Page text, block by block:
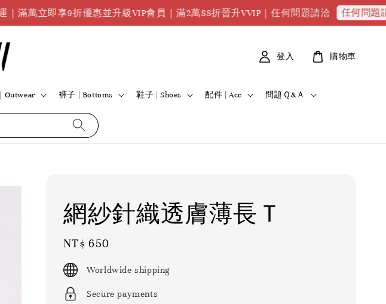
9折優惠並升級VIP會員｜滿2萬88折晉升VVIP｜任何問題請洽 任何問題請點我 全館
Outwear 褲子 | Bottoms 鞋子 | Shoes 配件 | Acc 問題Ｑ&Ａ
登入 購物車
網紗針織透膚薄長Ｔ
Regular
price
NT$ 650
Worldwide shipping
Secure payments